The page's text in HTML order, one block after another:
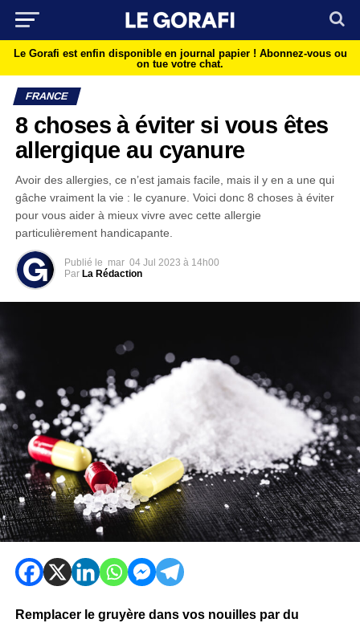
Le Gorafi est enfin disponible en journal papier ! Abonnez-vous ou
on tue votre chat.
FRANCE
8 choses à éviter si vous êtes
allergique au cyanure
Avoir des allergies, ce n’est jamais facile, mais il y en a une qui
gâche vraiment la vie : le cyanure. Voici donc 8 choses à éviter
pour vous aider à mieux vivre avec cette allergie
particulièrement handicapante.
Publié le mar 04 Jul 2023 à 14h00
Par La Rédaction
Remplacer le gruyère dans vos nouilles par du